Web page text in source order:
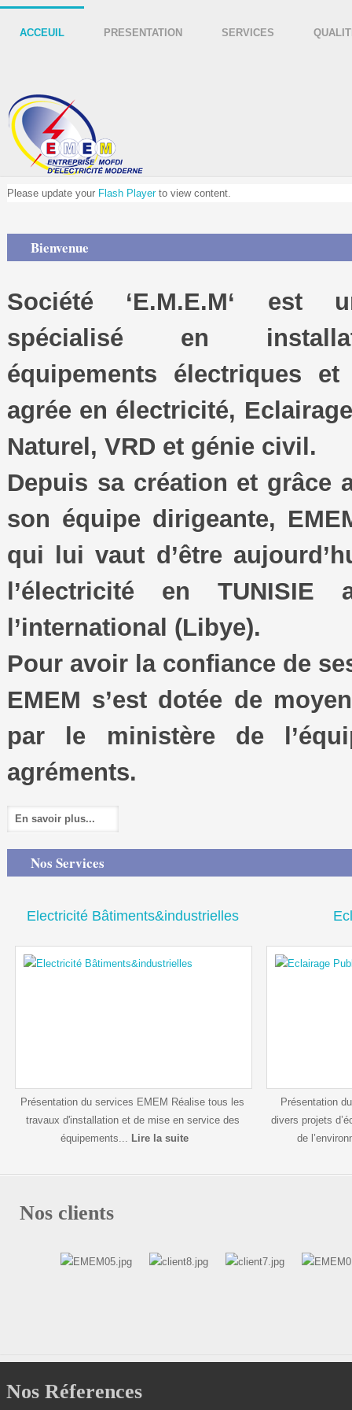
ACCEUIL PRESENTATION SERVICES
Please update your Flash Playerto view content.
Bienvenue
Société ‘E.M.E.M‘ est
spécialisé en
équipements électriques
agrée en électricité,
Naturel, VRD et génie civil.
Depuis sa création et grâce
son équipe dirigeante,
qui lui vaut d’être
l’électricité en
l’international (Libye).
Pour avoir la confiance de
EMEM s’est dotée de
par le ministère de
agréments.
En savoir plus...
Nos Services
Electricité Bâtiments&industrielles
Présentation du services EMEM Réalise tous les
travaux d'installation et de mise en service des
équipements... Lire la suite
Présentation
divers projets
de
Nos clients
Nos Réferences